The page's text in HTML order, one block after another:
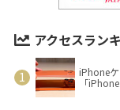
アクセスラン
iPhone
「